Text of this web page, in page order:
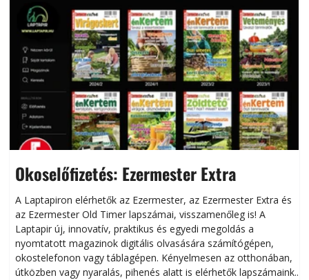
Okoselőfizetés: Ezermester Extra
A Laptapiron elérhetők az Ezermester, az Ezermester Extra és
az Ezermester Old Timer lapszámai, visszamenőleg is! A
Laptapir új, innovatív, praktikus és egyedi megoldás a
nyomtatott magazinok digitális olvasására számítógépen,
okostelefonon vagy táblagépen. Kényelmesen az otthonában,
útközben vagy nyaralás, pihenés alatt is elérhetők lapszámaink.